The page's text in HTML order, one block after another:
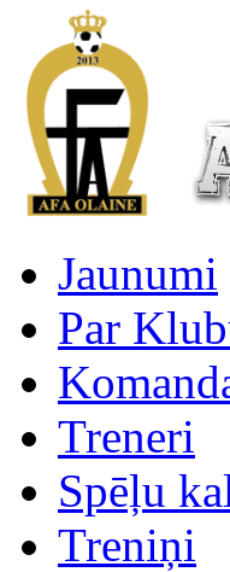
Jaunumi
Par
Treneri
Spēļu
Treniņi